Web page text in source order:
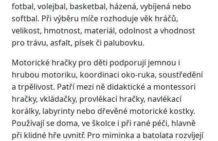
fotbal, volejbal, basketbal, házená, vybíjená nebo
softbal. Při výběru míče rozhoduje věk hráčů,
velikost, hmotnost, materiál, odolnost a vhodnost
pro trávu, asfalt, písek či palubovku.
Motorické hračky pro děti podporují jemnou i
hrubou motoriku, koordinaci oko-ruka, soustředění
a trpělivost. Patří mezi ně didaktické a montessori
hračky, vkládačky, provlékací hračky, navlékací
korálky, labyrinty nebo dřevěné motorické kostky.
Používají se doma, ve školce i při rané péči, hlavně
při klidné hře uvnitř. Pro miminka a batolata rozvíjejí